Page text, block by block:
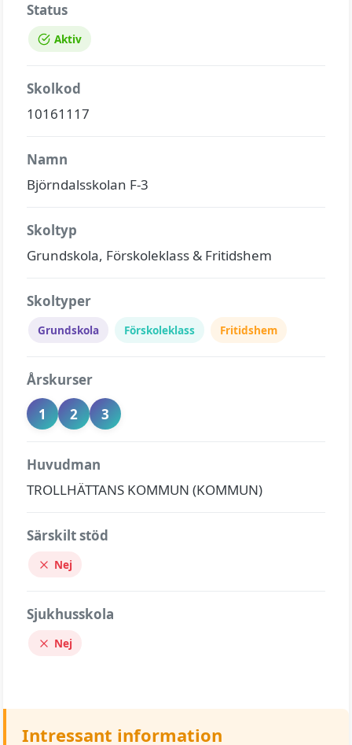
Status
Aktiv
Skolkod
10161117
Namn
Björndalsskolan F-3
Skoltyp
Grundskola, Förskoleklass & Fritidshem
Skoltyper
Grundskola Förskoleklass Fritidshem
Årskurser
1
2 3
Huvudman
TROLLHÄTTANS KOMMUN (KOMMUN)
Särskilt stöd
Nej
Sjukhusskola
Nej
Intressant information